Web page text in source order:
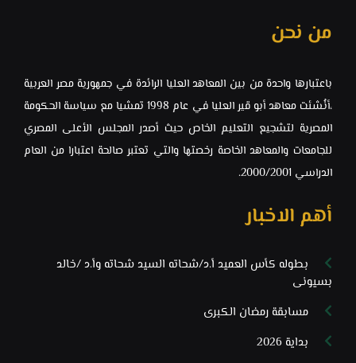
من نحن
باعتبارها واحدة من بين المعاهد العليا الرائدة في جمهورية مصر العربية
،أنُشئت معاهد ‏أبو قير العليا في عام 1998 تمشيا مع سياسة الحكومة
المصرية لتشجيع التعليم الخاص ‏حيث أصدر المجلس الأعلى المصري
للجامعات والمعاهد الخاصة رخصتها والتي ‏تعتبر صالحة اعتبارا من العام
الدراسي 2000/2001.‏
أهم الاخبار
بطوله كأس العميد أ.د/شحاته السيد شحاته وأ.د /خالد
بسيونى
مسابقة رمضان الكبرى
بداية 2026